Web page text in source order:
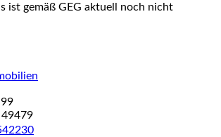
ist gemäß GEG aktuell noch nicht
49479